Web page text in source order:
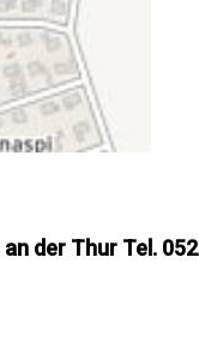
an der Thur Tel. 052